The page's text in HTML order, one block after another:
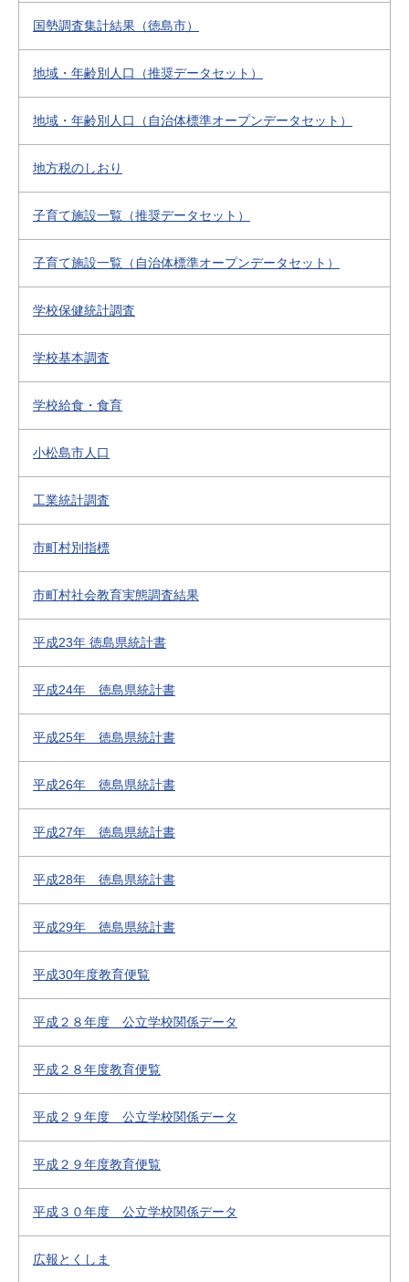
国勢調査集計結果（徳島市）
地域・年齢別人口（推奨データセット）
地域・年齢別人口（自治体標準オープンデータセット）
地方税のしおり
子育て施設一覧（推奨データセット）
子育て施設一覧（自治体標準オープンデータセット）
学校保健統計調査
学校基本調査
学校給食・食育
小松島市人口
工業統計調査
市町村別指標
市町村社会教育実態調査結果
平成23年 徳島県統計書
平成24年 徳島県統計書
平成25年 徳島県統計書
平成26年 徳島県統計書
平成27年 徳島県統計書
平成28年 徳島県統計書
平成29年 徳島県統計書
平成30年度教育便覧
平成２８年度 公立学校関係データ
平成２８年度教育便覧
平成２９年度 公立学校関係データ
平成２９年度教育便覧
平成３０年度 公立学校関係データ
広報とくしま